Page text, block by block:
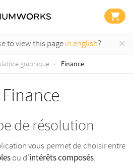
to view this pagein english? ×
graphique Finance
de résolution
vous permet de choisir entre
ou d’intérêts composés.